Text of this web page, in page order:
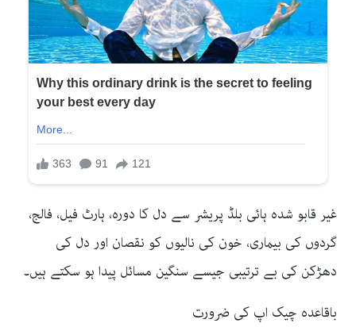
غیر قابو شدہ ہائی بلڈ پریشر سے دل کا دورہ، ہارٹ فیل، فالج،
گردوں کی بیماری، خون کی نالیوں کو نقصان اور دل کی
دھڑکن کی بے ترتیبی جیسے سنگین مسائل پیدا ہو سکتے ہیں۔
باقاعدہ چیک اپ کی ضرورت